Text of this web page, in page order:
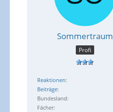
Sommertraum
Profi
Reaktionen
Beiträge
Bundesland
Fächer